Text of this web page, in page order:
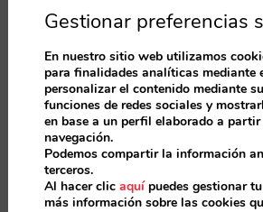
Gestionar preferencias
En nuestro sitio web utilizamos
para finalidades analíticas mediante
personalizar el contenido mediante
funciones de redes sociales y
en base a un perfil elaborado a
navegación.
Podemos compartir la información
terceros.
Al hacer clic aquípuedes gestionar
más información sobre las cookies